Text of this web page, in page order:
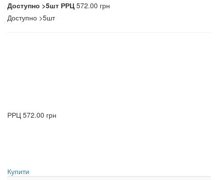
Доступно >5шт РРЦ572.00 грн
Доступно >5шт
РРЦ 572.00 грн
Купити